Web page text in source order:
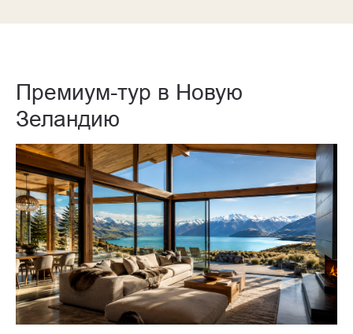
Премиум-тур в Новую
Зеландию